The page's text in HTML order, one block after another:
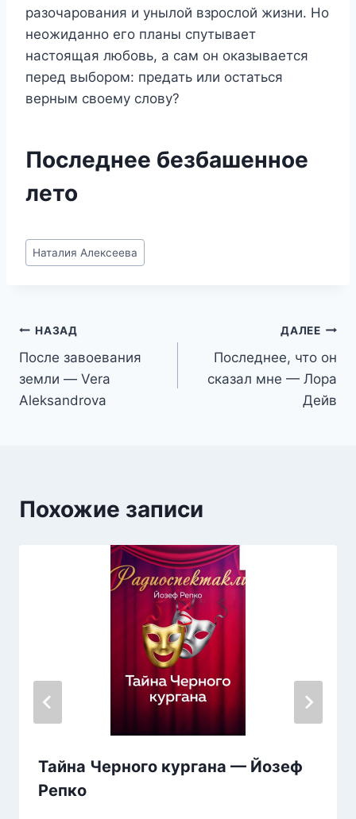
разочарования и унылой взрослой жизни. Но
неожиданно его планы спутывает
настоящая любовь, а сам он оказывается
перед выбором: предать или остаться
верным своему слову?
Последнее безбашенное
лето
Метки
записи:
Наталия Алексеева
Навигация
по
записям
НАЗАД
После завоевания
земли — Vera
Aleksandrova
ДАЛЕЕ
Последнее, что он
сказал мне — Лора
Дейв
Похожие записи
Тайна Черного кургана — Йозеф
Репко